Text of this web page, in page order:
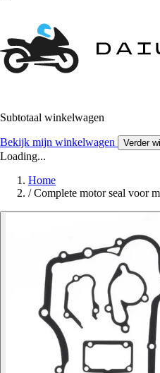
Subtotaal winkelwagen
Bekijk mijn winkelwagen Verder
Loading...
Home
/ Complete motor seal voor